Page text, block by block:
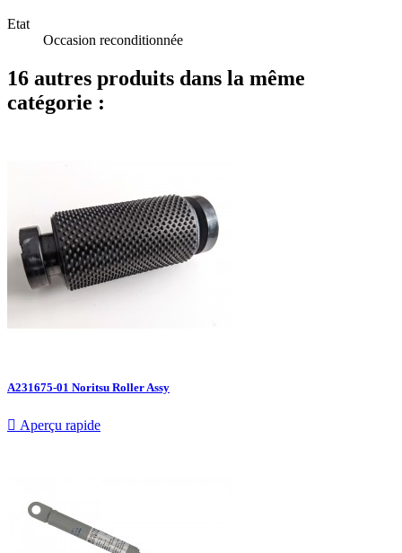
Etat
Occasion reconditionnée
16 autres produits dans la même
catégorie :
A231675-01 Noritsu Roller Assy
 Aperçu rapide